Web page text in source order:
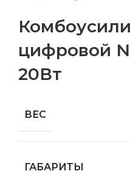
цифровой
20Вт
ВЕС
ГАБАРИТЫ